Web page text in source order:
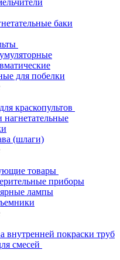
баки
для побелки
краскопультов
нагнетательные
(шлаги)
товары
приборы
лампы
внутренней покраски труб
смесей